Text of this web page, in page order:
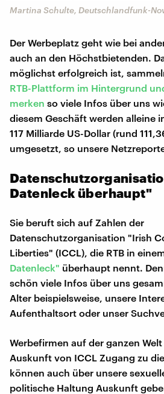
Martina Schulte, Deutschlandfunk-
Der Werbeplatz geht wie bei
auch an den Höchstbietenden.
möglichst erfolgreich ist,
RTB-Plattform im Hintergrund
merken so viele Infos über uns
diesem Geschäft werden alleine
117 Milliarde US-Dollar (rund
umgesetzt, so unsere
Datenleck überhaupt"
Sie beruft sich auf Zahlen der
Datenschutzorganisation "Irish
Liberties" (ICCL), die RTB in
Datenleck" überhaupt nennt.
schön viele Infos über uns
Alter beispielsweise, unsere
Aufenthaltsort oder unser
Werbefirmen auf der ganzen
Auskunft von ICCL Zugang zu
können auch über unsere
politische Haltung Auskunft